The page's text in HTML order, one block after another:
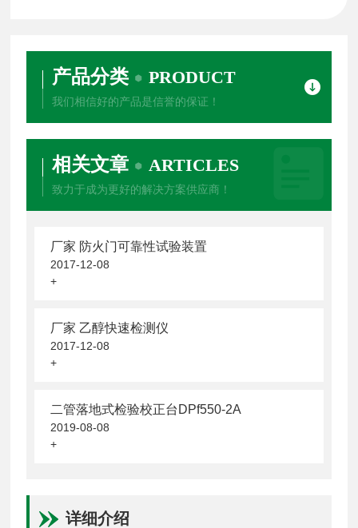
产品分类 PRODUCT
我们相信好的产品是信誉的保证！
相关文章 ARTICLES
致力于成为更好的解决方案供应商！
厂家 防火门可靠性试验装置
2017-12-08
+
厂家 乙醇快速检测仪
2017-12-08
+
二管落地式检验校正台DPf550-2A
2019-08-08
+
详细介绍